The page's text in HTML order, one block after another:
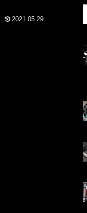
2021.05.29